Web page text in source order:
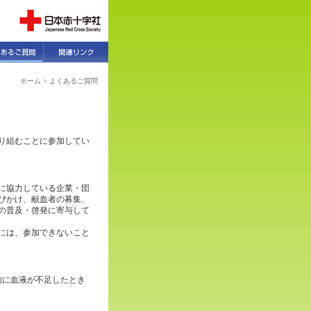
ホーム > よくあるご質問
組むことに参加してい
協力している企業・団
け、献血者の募集、
普及・啓発に寄与して
は、参加できないこと
血液が不足したとき